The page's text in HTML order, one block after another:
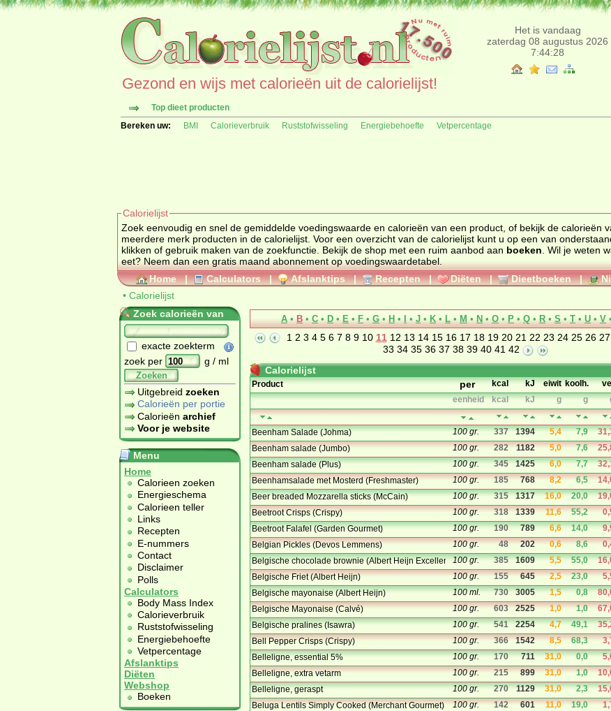
Het is vandaag
zaterdag 08 augustus 2026
7:44:28
Gezond en wijs met calorieën uit de calorielijst!
Top dieet producten
Bereken uw:
BMI Calorieverbruik Ruststofwisseling Energiebehoefte Vetpercentage
Calorielijst
Zoek eenvoudig en snel de gemiddelde voedingswaarde en calorieën van een product, of bekijk de calorieën
meerdere merk producten in de calorielijst. Voor een overzicht van de calorielijst kunt u op een van
klikken of gebruik maken van de zoekfunctie. Bekijk de shop met een ruim aanbod aan boeken . Wil je weten
eet? Neem dan een gratis maand abonnement op voedingswaardetabel
Home | Calculators | Afslanktips | Recepten | Diëten | Dieetboeken |
• Calorielijst
Zoek calorieën van
exacte zoekterm
zoek per
g / ml
Zoeken
Uitgebreid zoeken
Calorieën per portie
Calorieën archief
Voor je website
Menu
Home
Calorieen zoeken
Energieschema
Calorieen teller
Links
Recepten
E-nummers
Contact
Disclaimer
Polls
Calculators
Body Mass Index
Calorieverbruik
Ruststofwisseling
Energiebehoefte
Vetpercentage
Afslanktips
Diëten
Webshop
Boeken
A • B • C • D • E • F • G • H • • J • K• L • M • N • O • P • Q • R• S • T • U • V •
1 2 3 4 5 6 7 8 9 10 11 12 13 14 15 16 17 18 19 20 21 22 23 24 25 26 27
33 34 35 36 37 38 39 40 41 42
Calorielijst
Product per kcal kJ eiwit koolh.
eenheid
kcal kJ g g
Beenham Salade (Johma) 100 gr. 337 1394 5,4 7,9
Beenham salade (Jumbo)
100 gr. 282 1182 5,0 7,6
Beenham salade (Plus)
100 gr. 345 1425 6,0 7,7
Beenhamsalade met Mosterd (Freshmaster)
100 gr. 185 768 8,2 6,5
Beer breaded Mozzarella sticks (McCain)
100 gr. 315 1317 16,0 20,0
Beetroot Crisps (Crispy)
100 gr. 318 1339 11,6 55,2
Beetroot Falafel (Garden Gourmet)
100 gr. 190 789 6,6 14,0
Belgian Pickles (Devos Lemmens)
100 gr. 48 202 0,6 8,6
Belgische chocolade brownie (Albert Heijn Excellent)100 gr. 385 1609 5,5 55,0
Belgische Friet (Albert Heijn)
100 gr. 155 645 2,5 23,0
Belgische mayonaise (Albert Heijn)
100 ml. 730 3005 1,5 0,8
Belgische Mayonaise (Calvé)
100 gr. 603 2525 1,0 1,0
Belgische pralines (Isawra)
100 gr. 541 2254 4,7 49,1
Bell Pepper Crisps (Crispy)
100 gr. 366 1542 8,5 68,3
Belleligne, essential 5%
100 gr. 170 711 31,0 0,0
Belleligne, extra vetarm
100 gr. 215 899 31,0 1,0
Belleligne, geraspt
100 gr. 270 1129 31,0 2,3
Beluga Lentils Simply Cooked (Merchant Gourmet)
100 gr. 142 601 11,0 19,0